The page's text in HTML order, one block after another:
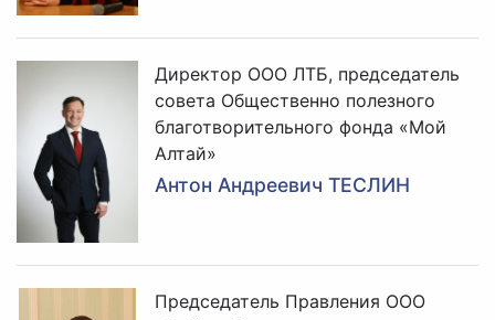
Директор ООО ЛТБ, председатель
совета Общественно полезного
благотворительного фонда «Мой
Алтай»
Антон Андреевич ТЕСЛИН
Председатель Правления ООО